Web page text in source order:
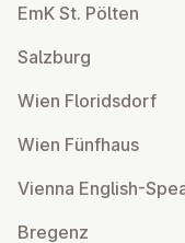
EmK St. Pölten
Salzburg
Wien Flor­idsdorf
Wien Fünfhaus
Vienna English-
Bregenz